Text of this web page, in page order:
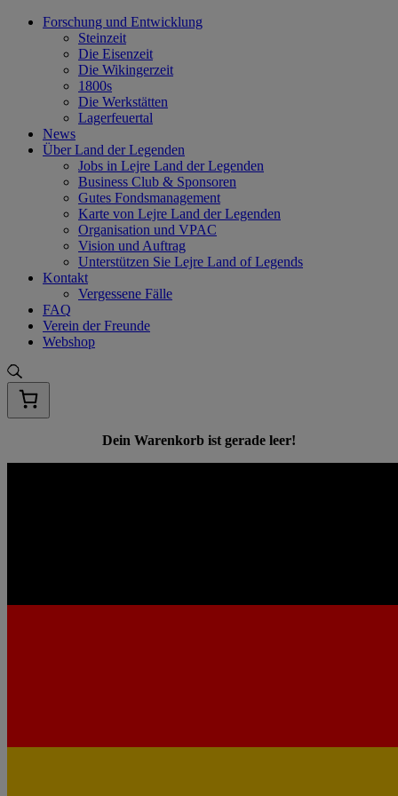
Skip
Forschung und Entwicklung
Steinzeit
Die Eisenzeit
Die Wikingerzeit
1800s
Die Werkstätten
Lagerfeuertal
News
Über Land der Legenden
Jobs in Lejre Land der Legenden
Business Club & Sponsoren
Gutes Fondsmanagement
Karte von Lejre Land der Legenden
Organisation und VPAC
Vision und Auftrag
Unterstützen Sie Lejre Land of Legends
Kontakt
Vergessene Fälle
FAQ
Verein der Freunde
Webshop
Dein Warenkorb ist gerade leer!